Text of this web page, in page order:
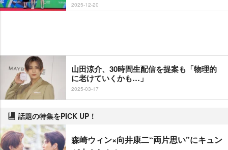
2025-12-20
山田涼介、30時間生配信を提案も「物理的
に老けていくかも…」
2025-03-17
話題の特集をPICK UP！
森崎ウィン×向井康二“両片思い”にキュン